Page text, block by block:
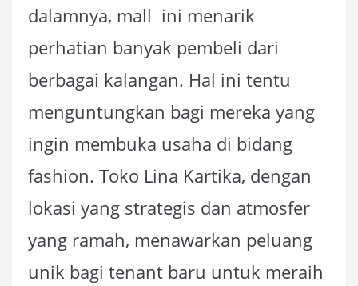
dalamnya, mall ini menarik
perhatian banyak pembeli dari
berbagai kalangan. Hal ini tentu
menguntungkan bagi mereka yang
ingin membuka usaha di bidang
fashion. Toko Lina Kartika, dengan
lokasi yang strategis dan atmosfer
yang ramah, menawarkan peluang
unik bagi tenant baru untuk meraih